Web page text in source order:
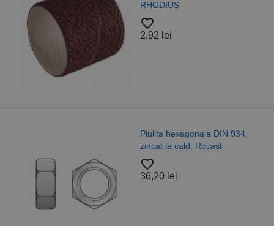
RHODIUS
favorite_border
2,92 lei
Piulita hexagonala DIN 934,
zincat la cald, Rocast
favorite_border
36,20 lei